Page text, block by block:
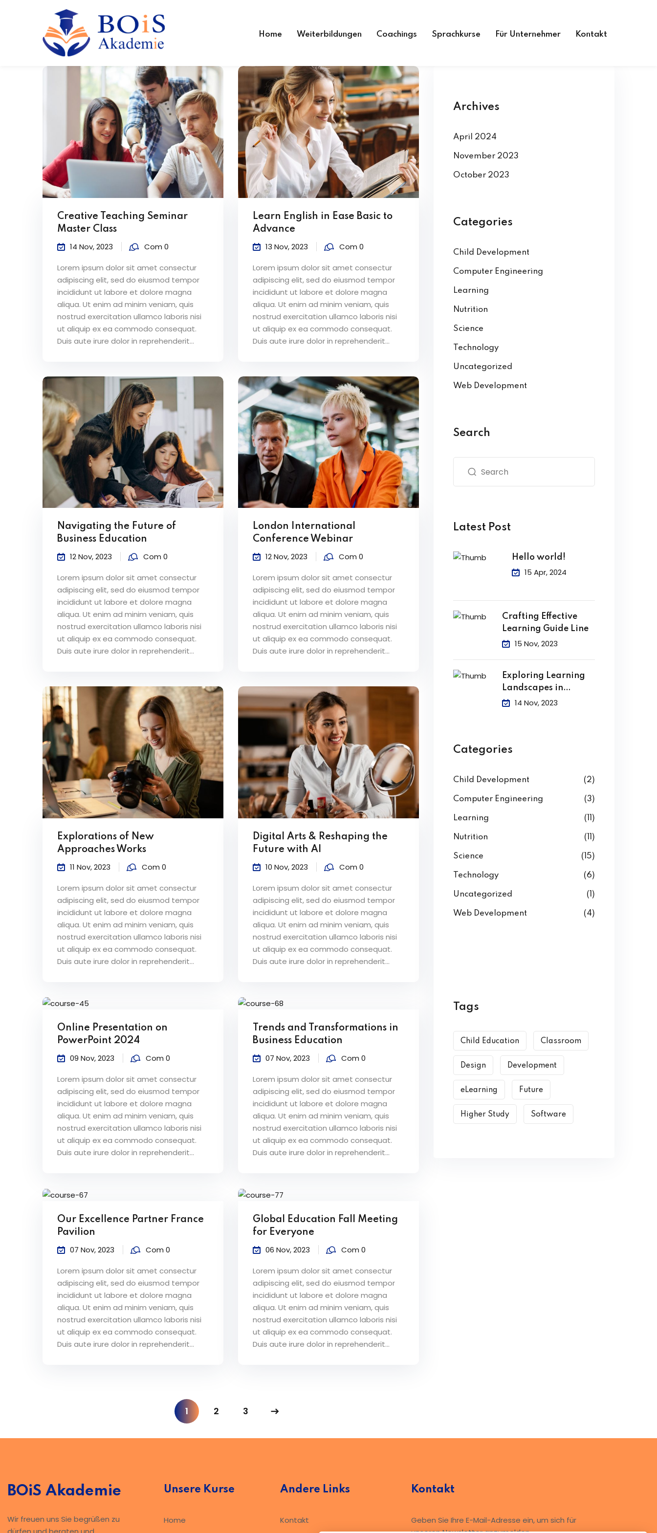
Home Weiterbildungen Coachings Sprachkurse Für Unternehmer Kontakt
Creative Teaching Seminar
Master Class
14 Nov, 2023 Com 0
Lorem ipsum dolor sit amet consectur
adipiscing elit, sed do eiusmod tempor
incididunt ut labore et dolore magna
aliqua. Ut enim ad minim veniam, quis
nostrud exercitation ullamco laboris nisi
ut aliquip ex ea commodo consequat.
Duis aute irure dolor in reprehenderit...
Learn English in Ease Basic to
Advance
13 Nov, 2023 Com 0
Lorem ipsum dolor sit amet consectur
adipiscing elit, sed do eiusmod tempor
incididunt ut labore et dolore magna
aliqua. Ut enim ad minim veniam, quis
nostrud exercitation ullamco laboris nisi
ut aliquip ex ea commodo consequat.
Duis aute irure dolor in reprehenderit...
Navigating the Future of
Business Education
12 Nov, 2023 Com 0
Lorem ipsum dolor sit amet consectur
adipiscing elit, sed do eiusmod tempor
incididunt ut labore et dolore magna
aliqua. Ut enim ad minim veniam, quis
nostrud exercitation ullamco laboris nisi
ut aliquip ex ea commodo consequat.
Duis aute irure dolor in reprehenderit...
London International
Conference Webinar
12 Nov, 2023 Com 0
Lorem ipsum dolor sit amet consectur
adipiscing elit, sed do eiusmod tempor
incididunt ut labore et dolore magna
aliqua. Ut enim ad minim veniam, quis
nostrud exercitation ullamco laboris nisi
ut aliquip ex ea commodo consequat.
Duis aute irure dolor in reprehenderit...
Explorations of New
Approaches Works
11 Nov, 2023 Com 0
Lorem ipsum dolor sit amet consectur
adipiscing elit, sed do eiusmod tempor
incididunt ut labore et dolore magna
aliqua. Ut enim ad minim veniam, quis
nostrud exercitation ullamco laboris nisi
ut aliquip ex ea commodo consequat.
Duis aute irure dolor in reprehenderit...
Digital Arts & Reshaping the
Future with AI
10 Nov, 2023 Com 0
Lorem ipsum dolor sit amet consectur
adipiscing elit, sed do eiusmod tempor
incididunt ut labore et dolore magna
aliqua. Ut enim ad minim veniam, quis
nostrud exercitation ullamco laboris nisi
ut aliquip ex ea commodo consequat.
Duis aute irure dolor in reprehenderit...
Online Presentation on
PowerPoint 2024
09 Nov, 2023 Com 0
Lorem ipsum dolor sit amet consectur
adipiscing elit, sed do eiusmod tempor
incididunt ut labore et dolore magna
aliqua. Ut enim ad minim veniam, quis
nostrud exercitation ullamco laboris nisi
ut aliquip ex ea commodo consequat.
Duis aute irure dolor in reprehenderit...
Trends and Transformations in
Business Education
07 Nov, 2023 Com 0
Lorem ipsum dolor sit amet consectur
adipiscing elit, sed do eiusmod tempor
incididunt ut labore et dolore magna
aliqua. Ut enim ad minim veniam, quis
nostrud exercitation ullamco laboris nisi
ut aliquip ex ea commodo consequat.
Duis aute irure dolor in reprehenderit...
Our Excellence Partner France
Pavilion
07 Nov, 2023 Com 0
Lorem ipsum dolor sit amet consectur
adipiscing elit, sed do eiusmod tempor
incididunt ut labore et dolore magna
aliqua. Ut enim ad minim veniam, quis
nostrud exercitation ullamco laboris nisi
ut aliquip ex ea commodo consequat.
Duis aute irure dolor in reprehenderit...
Global Education Fall Meeting
for Everyone
06 Nov, 2023 Com 0
Lorem ipsum dolor sit amet consectur
adipiscing elit, sed do eiusmod tempor
incididunt ut labore et dolore magna
aliqua. Ut enim ad minim veniam, quis
nostrud exercitation ullamco laboris nisi
ut aliquip ex ea commodo consequat.
Duis aute irure dolor in reprehenderit...
1 2 3
Archives
April 2024
November 2023
October 2023
Categories
Child Development
Computer Engineering
Learning
Nutrition
Science
Technology
Uncategorized
Web Development
Search
Latest Post
Hello world!
15 Apr, 2024
Crafting Effective
Learning Guide Line
15 Nov, 2023
Exploring Learning
Landscapes in
Academic
14 Nov, 2023
Categories
Child Development (2)
Computer Engineering (3)
Learning (11)
Nutrition (11)
Science (15)
Technology (6)
Uncategorized (1)
Web Development (4)
Tags
Child Education Classroom
Design Development
eLearning Future
Higher Study Software
BOiS Akademie
Wir freuen uns Sie begrüßen zu
Unsere Kurse
Home
Andere Links
Kontakt
Kontakt
Geben Sie Ihre E-Mail-Adresse ein, um sich für